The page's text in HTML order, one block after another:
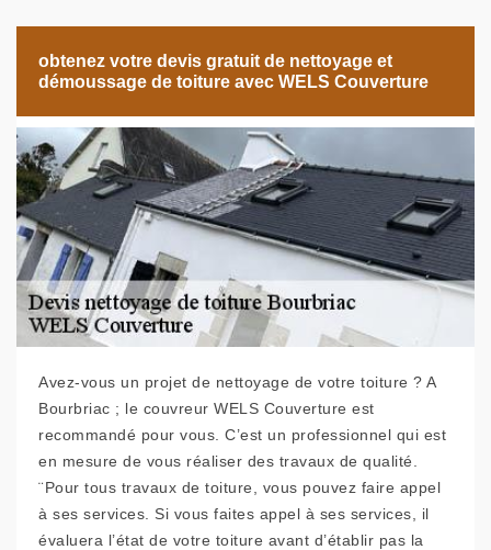
obtenez votre devis gratuit de nettoyage et
démoussage de toiture avec WELS Couverture
Avez-vous un projet de nettoyage de votre toiture ? A
Bourbriac ; le couvreur WELS Couverture est
recommandé pour vous. C’est un professionnel qui est
en mesure de vous réaliser des travaux de qualité.
¨Pour tous travaux de toiture, vous pouvez faire appel
à ses services. Si vous faites appel à ses services, il
évaluera l’état de votre toiture avant d’établir pas la